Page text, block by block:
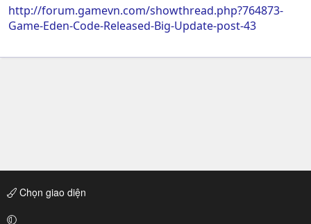
http://forum.gamevn.com/showthread.php?764873-
Game-Eden-Code-Released-Big-Update-post-43
Chọn giao diện